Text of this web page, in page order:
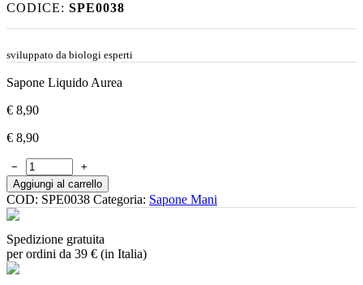
CODICE: SPE0038
sviluppato da biologi esperti
Sapone Liquido Aurea
€ 8,90
€ 8,90
−
+
Aggiungi al carrello
COD: SPE0038 Categoria: Sapone Mani
Spedizione gratuita
per ordini da 39 € (in Italia)